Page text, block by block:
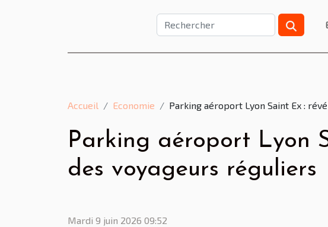
Accueil Economie Parking aéroport Lyon Saint Ex :
Parking aéroport Lyon
des voyageurs réguliers
Mardi 9 juin 2026 09:52